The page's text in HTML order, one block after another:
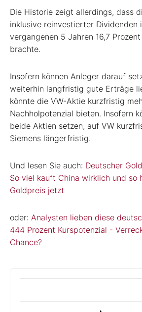
Die Historie zeigt allerdings, dass
inklusive reinvestierter Dividenden
vergangenen 5 Jahren 16,7
brachte.
Insofern können Anleger darauf
weiterhin langfristig gute Erträge
könnte die VW-Aktie kurzfristig
Nachholpotenzial bieten. Insofern
beide Aktien setzen, auf VW
Siemens längerfristig.
Und lesen Sie auch: Deutscher
So viel kauft China wirklich und so
Goldpreis jetzt
oder: Analysten lieben diese
444 Prozent Kurspotenzial -
Chance?